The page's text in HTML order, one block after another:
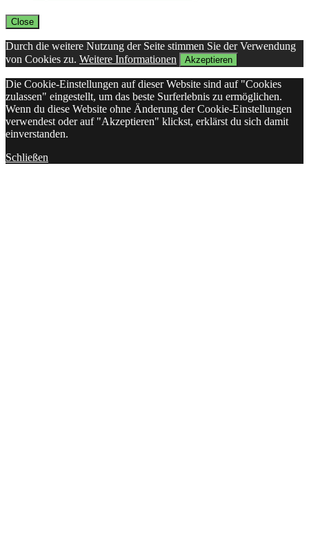
Close
Durch die weitere Nutzung der Seite stimmen Sie der Verwendung
von Cookies zu. Weitere Informationen Akzeptieren
Die Cookie-Einstellungen auf dieser Website sind auf "Cookies
zulassen" eingestellt, um das beste Surferlebnis zu ermöglichen.
Wenn du diese Website ohne Änderung der Cookie-Einstellungen
verwendest oder auf "Akzeptieren" klickst, erklärst du sich damit
einverstanden.
Schließen